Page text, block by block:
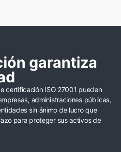
garantiza
certificación ISO 27001 pueden
administraciones públicas,
sin ánimo de lucro que
para proteger sus activos de